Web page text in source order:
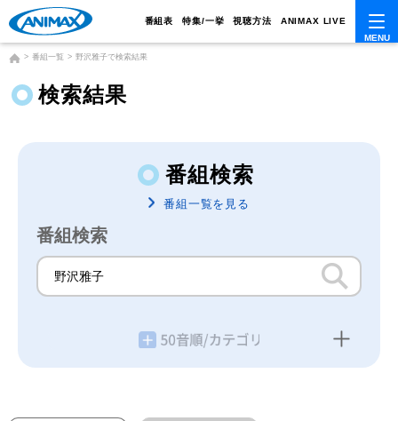
番組表 特集/一挙 視聴方法 ANIMAX LIVE
番組一覧 野沢雅子で検索結果
検索結果
番組検索
番組一覧を見る
番組検索